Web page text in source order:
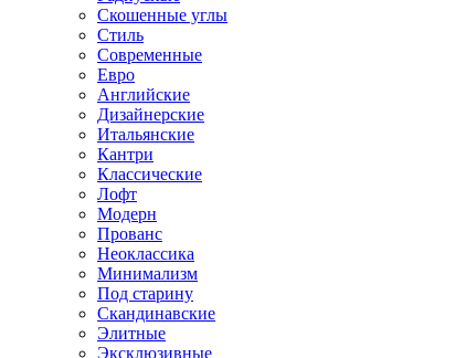
Скошенные углы
Стиль
Современные
Евро
Английские
Дизайнерские
Итальянские
Кантри
Классические
Лофт
Модерн
Прованс
Неоклассика
Минимализм
Под старину
Скандинавские
Элитные
Эксклюзивные